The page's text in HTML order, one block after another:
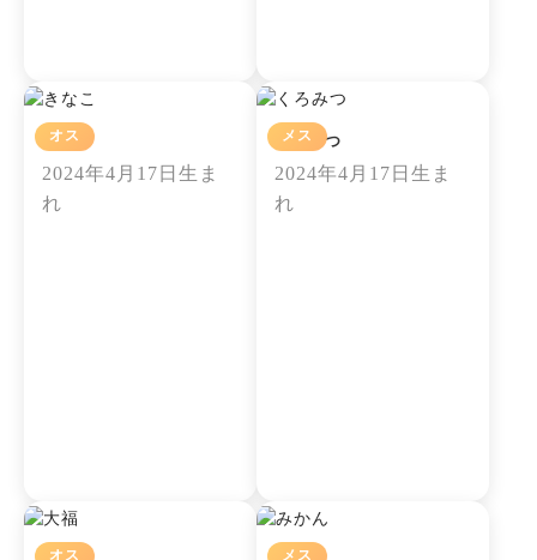
きなこ
オス
2024年4月17日生ま
れ
くろみつ
メス
2024年4月17日生ま
れ
オス メス